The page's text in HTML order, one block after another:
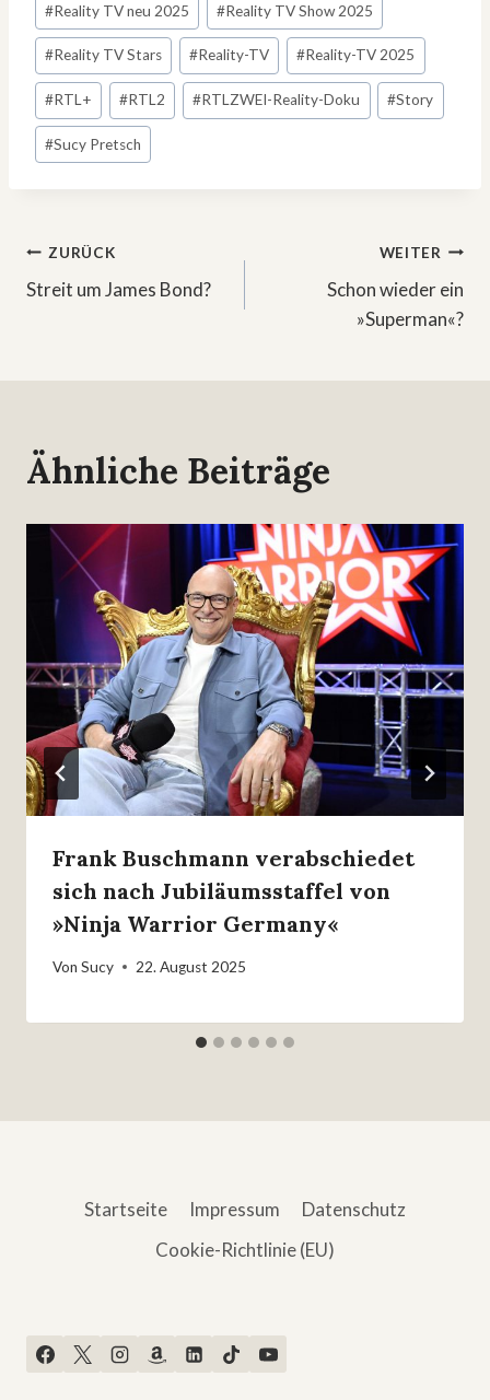
#Reality TV neu 2025 #Reality TV Show 2025
#Reality TV Stars #Reality-TV #Reality-TV 2025
#RTL+ #RTL2 #RTLZWEI-Reality-Doku #Story
#Sucy Pretsch
Beitragsnavigation
ZURÜCK
Streit um James Bond?
WEITER
Schon wieder ein
»Superman«?
Ähnliche Beiträge
Frank Buschmann verabschiedet
sich nach Jubiläumsstaffel von
»Ninja Warrior Germany«
Von Sucy 22. August 2025
Startseite Impressum
Datenschutz
Cookie-Richtlinie (EU)